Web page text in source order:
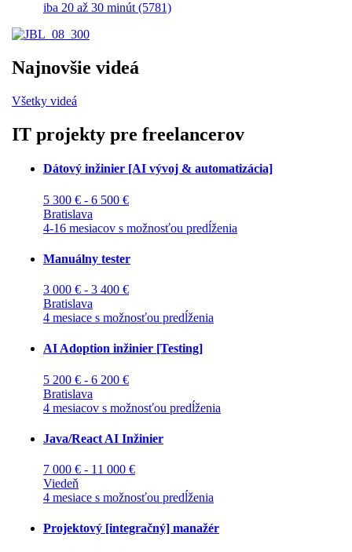
iba 20 až 30 minút (5781)
Najnovšie videá
Všetky videá
IT projekty pre freelancerov
Dátový inžinier [AI vývoj & automatizácia]
5 300 € - 6 500 €
Bratislava
4-16 mesiacov s možnosťou predĺženia
Manuálny tester
3 000 € - 3 400 €
Bratislava
4 mesiace s možnosťou predĺženia
AI Adoption inžinier [Testing]
5 200 € - 6 200 €
Bratislava
4 mesiacov s možnosťou predĺženia
Java/React AI Inžinier
7 000 € - 11 000 €
Viedeň
4 mesiace s možnosťou predĺženia
Projektový [integračný] manažér